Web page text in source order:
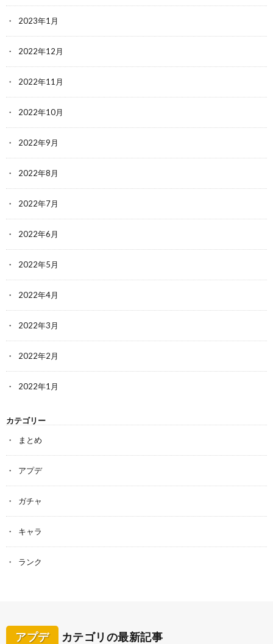
2023年1月
2022年12月
2022年11月
2022年10月
2022年9月
2022年8月
2022年7月
2022年6月
2022年5月
2022年4月
2022年3月
2022年2月
2022年1月
カテゴリー
まとめ
アプデ
ガチャ
キャラ
ランク
アプデ カテゴリの最新記事